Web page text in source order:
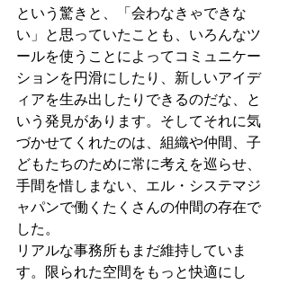
という驚きと、「会わなきゃできな
い」と思っていたことも、いろんなツ
ールを使うことによってコミュニケー
ションを円滑にしたり、新しいアイデ
ィアを生み出したりできるのだな、と
いう発見があります。そしてそれに気
づかせてくれたのは、組織や仲間、子
どもたちのために常に考えを巡らせ、
手間を惜しまない、エル・システマジ
ャパンで働くたくさんの仲間の存在で
した。
リアルな事務所もまだ維持していま
す。限られた空間をもっと快適にし